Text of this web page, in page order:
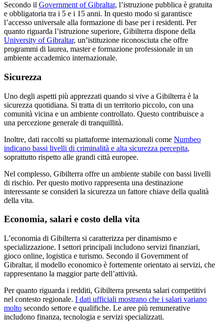
Secondo il Government of Gibraltar, l’istruzione pubblica è gratuita
e obbligatoria tra i 5 e i 15 anni. In questo modo si garantisce
l’accesso universale alla formazione di base per i residenti. Per
quanto riguarda l’istruzione superiore, Gibilterra dispone della
University of Gibraltar, un’istituzione riconosciuta che offre
programmi di laurea, master e formazione professionale in un
ambiente accademico internazionale.
Sicurezza
Uno degli aspetti più apprezzati quando si vive a Gibilterra è la
sicurezza quotidiana. Si tratta di un territorio piccolo, con una
comunità vicina e un ambiente controllato. Questo contribuisce a
una percezione generale di tranquillità.
Inoltre, dati raccolti su piattaforme internazionali come Numbeo
indicano bassi livelli di criminalità e alta sicurezza percepita,
soprattutto rispetto alle grandi città europee.
Nel complesso, Gibilterra offre un ambiente stabile con bassi livelli
di rischio. Per questo motivo rappresenta una destinazione
interessante se consideri la sicurezza un fattore chiave della qualità
della vita.
Economia, salari e costo della vita
L’economia di Gibilterra si caratterizza per dinamismo e
specializzazione. I settori principali includono servizi finanziari,
gioco online, logistica e turismo. Secondo il Government of
Gibraltar, il modello economico è fortemente orientato ai servizi, che
rappresentano la maggior parte dell’attività.
Per quanto riguarda i redditi, Gibilterra presenta salari competitivi
nel contesto regionale. I dati ufficiali mostrano che i salari variano
molto secondo settore e qualifiche. Le aree più remunerative
includono finanza, tecnologia e servizi specializzati.